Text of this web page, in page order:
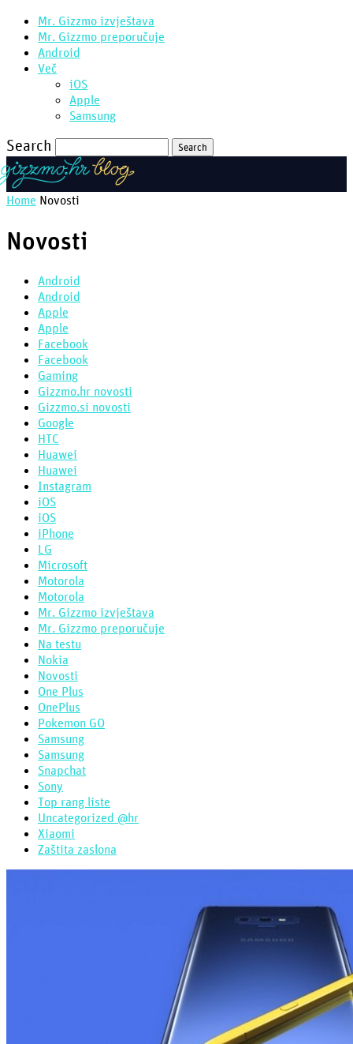
Mr. Gizzmo izvještava
Mr. Gizzmo preporučuje
Android
Več
iOS
Apple
Samsung
Search
Home Novosti
Novosti
Android
Android
Apple
Apple
Facebook
Facebook
Gaming
Gizzmo.hr novosti
Gizzmo.si novosti
Google
HTC
Huawei
Huawei
Instagram
iOS
iOS
iPhone
LG
Microsoft
Motorola
Motorola
Mr. Gizzmo izvještava
Mr. Gizzmo preporučuje
Na testu
Nokia
Novosti
One Plus
OnePlus
Pokemon GO
Samsung
Samsung
Snapchat
Sony
Top rang liste
Uncategorized @hr
Xiaomi
Zaštita zaslona